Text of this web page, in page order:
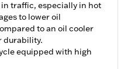
traffic, especially in hot
to lower oil
to an oil cooler
durability.
equipped with high